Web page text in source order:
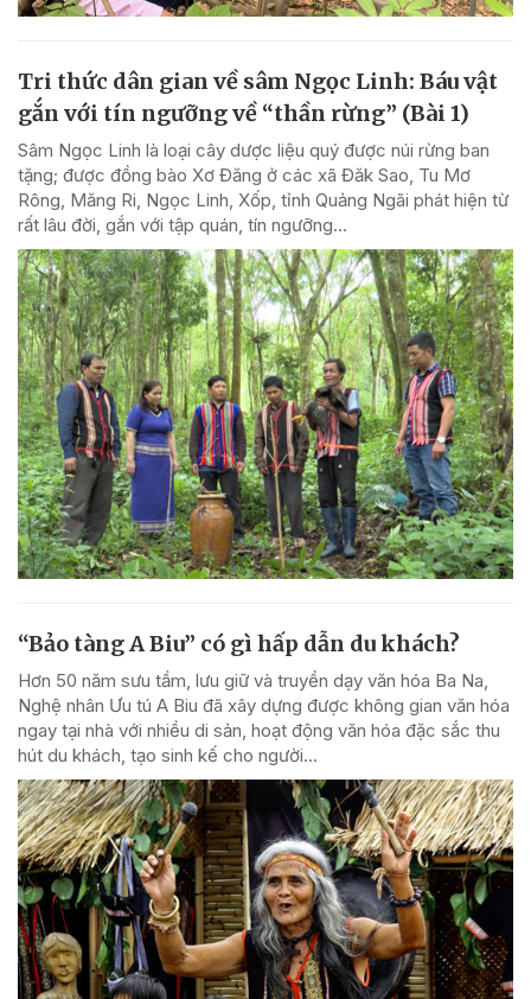
Tri thức dân gian về sâm Ngọc Linh: Báu vật
gắn với tín ngưỡng về “thần rừng” (Bài 1)
Sâm Ngọc Linh là loại cây dược liệu quý được núi rừng ban
tặng; được đồng bào Xơ Đăng ở các xã Đăk Sao, Tu Mơ
Rông, Măng Ri, Ngọc Linh, Xốp, tỉnh Quảng Ngãi phát hiện từ
rất lâu đời, gắn với tập quán, tín ngưỡng...
“Bảo tàng A Biu” có gì hấp dẫn du khách?
Hơn 50 năm sưu tầm, lưu giữ và truyền dạy văn hóa Ba Na,
Nghệ nhân Ưu tú A Biu đã xây dựng được không gian văn hóa
ngay tại nhà với nhiều di sản, hoạt động văn hóa đặc sắc thu
hút du khách, tạo sinh kế cho người...